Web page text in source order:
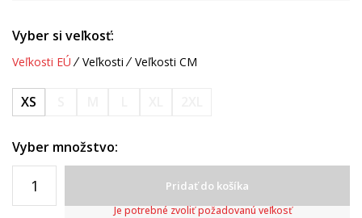
Vyber si veľkosť:
Veľkosti EÚ Veľkosti Veľkosti CM
XS
Vyber množstvo:
Pridať do košíka
Je potrebné zvoliť požadovanú veľkosť